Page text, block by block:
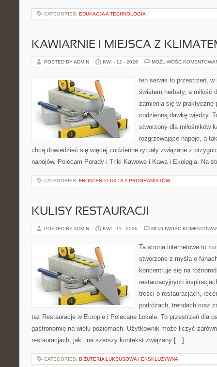
CATEGORIES: EDUKACJA A TECHNOLOGIA
KAWIARNIE I MIEJSCA Z
POSTED BY ADMIN KWI - 12 - 2026 MOŻLIWOŚĆ
ten serwis to przestrzeń,
światem herbaty, a miłość
zamienia się w praktyczne
codzienną dawkę wiedzy.
stworzony dla miłośników
rozgrzewające napoje, a
chcą dowiedzieć się więcej codzienne rytuały związane z
napojów. Polecam Porady i Triki Kawowe i Kawa i Ekologia. Na
CATEGORIES: FRONTEND I UX DLA PROGRAMISTÓW
KULISY RESTAURACJI
POSTED BY ADMIN KWI - 11 - 2026 MOŻLIWOŚĆ
Ta strona internetowa to
stworzone z myślą o
koncentruje się na
restauracyjnych
treści o restauracjach,
podróżach, trendach oraz
też Restauracje w Europie i Polecane Lokale. To przestrzeń dla
gastronomię na wielu poziomach. Użytkownik może liczyć
restauracjach, jak i na szerszy kontekst związany […]
CATEGORIES: BIŻUTERIA LUKSUSOWA I EKSKLUZYWNA